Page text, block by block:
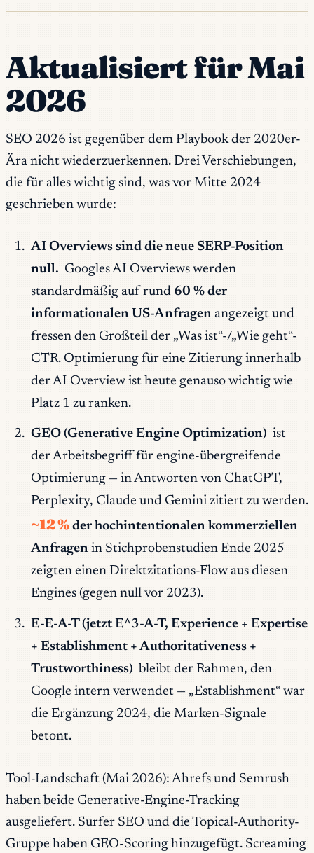
Aktualisiert für Mai
2026
SEO 2026 ist gegenüber dem Playbook der 2020er-
Ära nicht wiederzuerkennen. Drei Verschiebungen,
die für alles wichtig sind, was vor Mitte 2024
geschrieben wurde:
AI Overviews sind die neue SERP-Position
null. Googles AI Overviews werden
standardmäßig auf rund 60 % der
informationalen US-Anfragenangezeigt und
fressen den Großteil der „Was ist“-/„Wie geht“-
CTR. Optimierung für eine Zitierung innerhalb
der AI Overviewist heute genauso wichtig wie
Platz 1 zu ranken.
GEO (Generative Engine Optimization) ist
der Arbeitsbegriff für engine-übergreifende
Optimierung — in Antworten von ChatGPT,
Perplexity, Claude und Gemini zitiert zu werden.
~12 %der hochintentionalen kommerziellen
Anfragenin Stichprobenstudien Ende 2025
zeigten einen Direktzitations-Flow aus diesen
Engines (gegen null vor 2023).
E-E-A-T (jetzt E^3-A-T, Experience + Expertise
+ Establishment + Authoritativeness +
Trustworthiness) bleibt der Rahmen, den
Google intern verwendet — „Establishment“ war
die Ergänzung 2024, die Marken-Signale
betont.
Tool-Landschaft (Mai 2026): Ahrefs und Semrush
haben beide Generative-Engine-Tracking
ausgeliefert. Surfer SEO und die Topical-Authority-
Gruppe haben GEO-Scoring hinzugefügt. Screaming